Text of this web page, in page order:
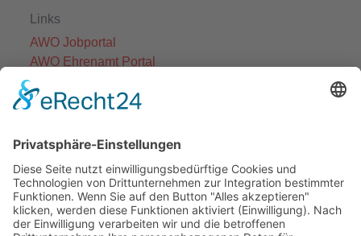
Links
AWO Jobportal
AWO Ehrenamt Portal
AWO Schulgesundheitsfachkräfte
AWO Bundesverband
AWO Pflegeberatung
AWO Kulturhaus Babelsberg
Arbeit mit Behinderung
AWO Büro Kindermut